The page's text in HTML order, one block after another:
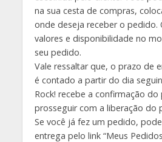
na sua cesta de compras,
onde deseja receber o pedido.
valores e disponibilidade no
seu pedido.
Vale ressaltar que, o prazo de
é contado a partir do dia
Rock! recebe a confirmação
prosseguir com a liberação do
Se você já fez um pedido,
entrega pelo link “Meus